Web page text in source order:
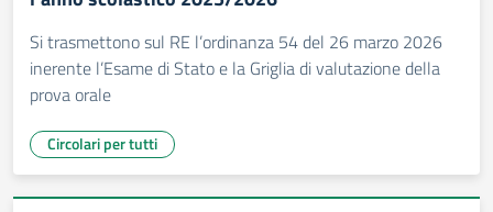
Si trasmettono sul RE l’ordinanza 54 del 26 marzo 2026
inerente l’Esame di Stato e la Griglia di valutazione della
prova orale
Circolari per tutti